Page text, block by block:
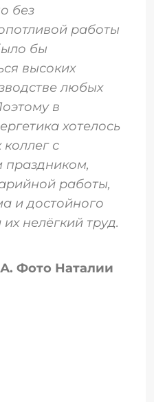
без
работы
бы
высоких
любых
в
хотелось
с
работы,
и достойного
нелёгкий труд.
Фото Наталии